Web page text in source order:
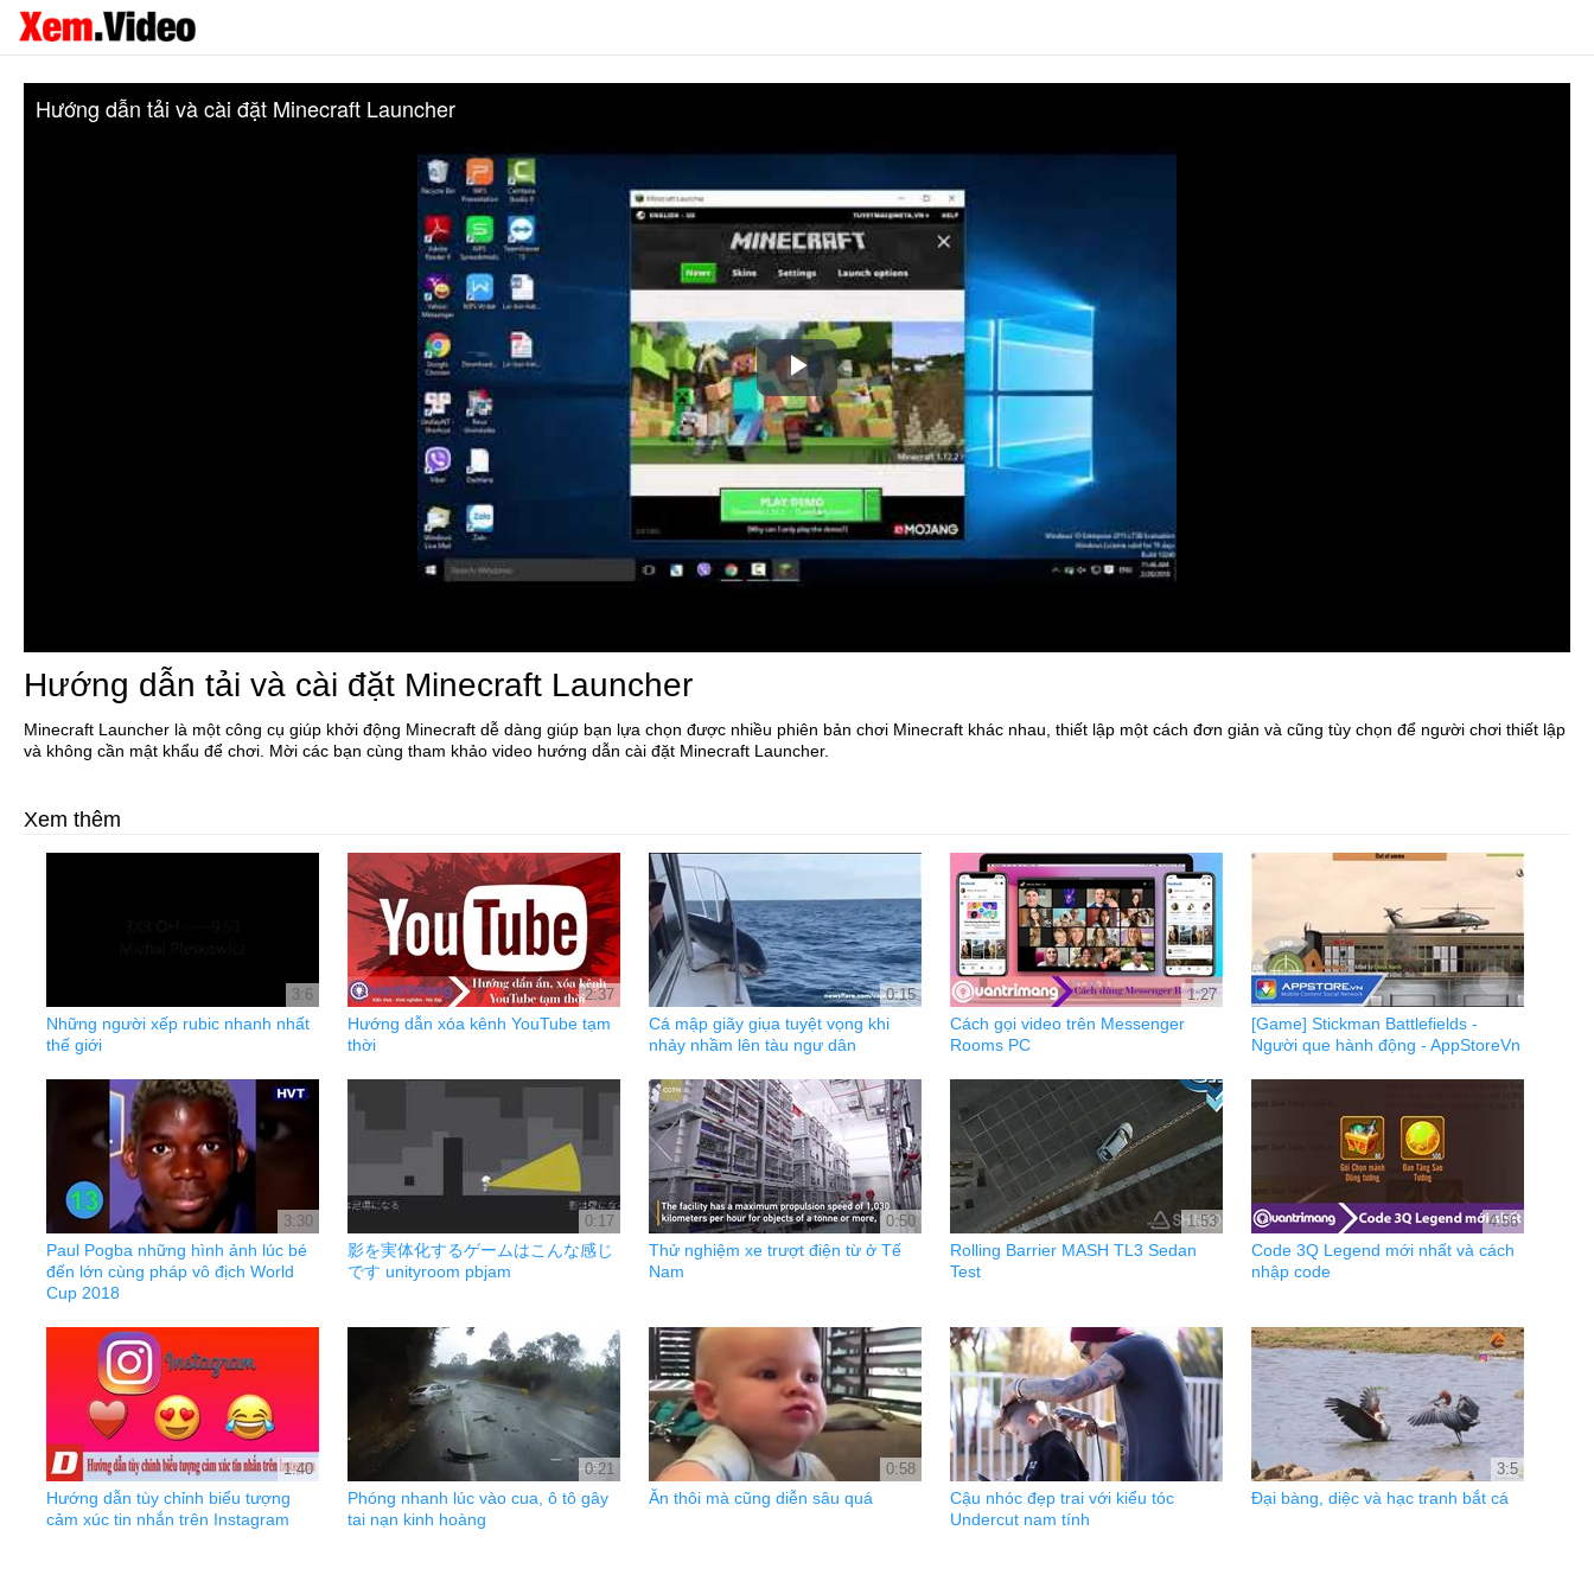
Play
Video
Hướng dẫn tải và cài đặt Minecraft Launcher
Hướng dẫn tải và cài đặt Minecraft Launcher
Minecraft Launcher là một công cụ giúp khởi động Minecraft dễ dàng giúp bạn lựa chọn được nhiều phiên bản chơi Minecraft khác nhau, thiết lập một cách đơn giản và cũng tùy chọn để người chơi thiết lập
và không cần mật khẩu để chơi. Mời các bạn cùng tham khảo video hướng dẫn cài đặt Minecraft Launcher.
Xem thêm
3:6
Những người xếp rubic nhanh nhất
thế giới
2:37
Hướng dẫn xóa kênh YouTube tạm
thời
0:15
Cá mập giãy giụa tuyệt vọng khi
nhảy nhầm lên tàu ngư dân
1:27
Cách gọi video trên Messenger
Rooms PC
[Game] Stickman Battlefields -
Người que hành động - AppStoreVn
3:30
Paul Pogba những hình ảnh lúc bé
đến lớn cùng pháp vô địch World
Cup 2018
0:17
影を実体化するゲームはこんな感じ
です unityroom pbjam
0:50
Thử nghiệm xe trượt điện từ ở Tế
Nam
1:53
Rolling Barrier MASH TL3 Sedan
Test
4:56
Code 3Q Legend mới nhất và cách
nhập code
1:40
Hướng dẫn tùy chỉnh biểu tượng
cảm xúc tin nhắn trên Instagram
0:21
Phóng nhanh lúc vào cua, ô tô gây
tai nạn kinh hoàng
0:58
Ăn thôi mà cũng diễn sâu quá
Cậu nhóc đẹp trai với kiểu tóc
Undercut nam tính
3:5
Đại bàng, diệc và hạc tranh bắt cá